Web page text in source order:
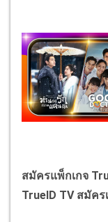
สมัครแพ็กเกจ
TrueID TV สมัคร